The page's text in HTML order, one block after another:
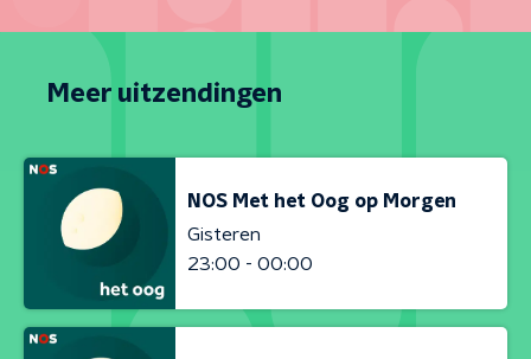
Meer uitzendingen
NOS Met het Oog op Morgen
Gisteren
23:00 - 00:00